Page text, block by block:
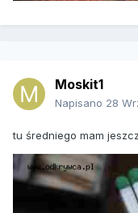
Moskit1
Napisano 28
tu średniego mam